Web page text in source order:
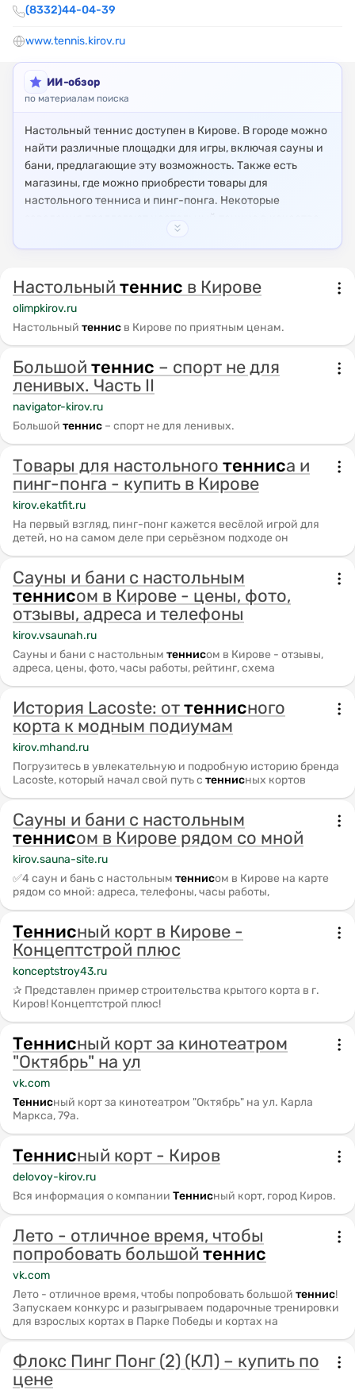
ИИ-обзор
по материалам поиска
Настольный теннис доступен в Кирове. В городе можно
найти различные площадки для игры, включая сауны и
бани, предлагающие эту возможность. Также есть
магазины, где можно приобрести товары для
настольного тенниса и пинг-понга. Некоторые
дополнительного развлечения.
Настольный теннис в Кирове
olimpkirov.ru
Настольный теннис в Кирове по приятным ценам.
Большой теннис – спорт не для
ленивых. Часть II
navigator-kirov.ru
Большой теннис – спорт не для ленивых.
Товары для настольного тенниса и
пинг-понга - купить в Кирове
kirov.ekatfit.ru
На первый взгляд, пинг-понг кажется весёлой игрой для
детей, но на самом деле при серьёзном подходе он
Сауны и бани с настольным
теннисом в Кирове - цены, фото,
отзывы, адреса и телефоны
kirov.vsaunah.ru
Сауны и бани с настольным теннисом в Кирове - отзывы,
адреса, цены, фото, часы работы, рейтинг, схема
История Lacoste: оттеннисного
корта к модным подиумам
kirov.mhand.ru
Погрузитесь в увлекательную и подробную историю бренда
Lacoste, который начал свой путь с теннисных кортов
Сауны и бани с настольным
теннисом в Кирове рядом со мной
kirov.sauna-site.ru
✅4 саун и бань с настольным теннисом в Кирове на карте
рядом со мной: адреса, телефоны, часы работы,
Теннисный корт в Кирове -
Концептстрой плюс
konceptstroy43.ru
✰ Представлен пример строительства крытого корта в г.
Киров! Концептстрой плюс!
Теннисный корт за кинотеатром
"Октябрь" на ул
vk.com
Теннисный корт за кинотеатром "Октябрь" на ул. Карла
Маркса, 79а.
Теннисный корт - Киров
delovoy-kirov.ru
Вся информация о компании Теннисный корт, город Киров.
Лето - отличное время, чтобы
попробовать большой теннис
vk.com
Лето - отличное время, чтобы попробовать большой теннис!
Запускаем конкурс и разыгрываем подарочные тренировки
для взрослых кортах в Парке Победы и кортах на
Флокс Пинг Понг (2) (КЛ) – купить по
цене
(8332)44-04-39
www.tennis.kirov.ru